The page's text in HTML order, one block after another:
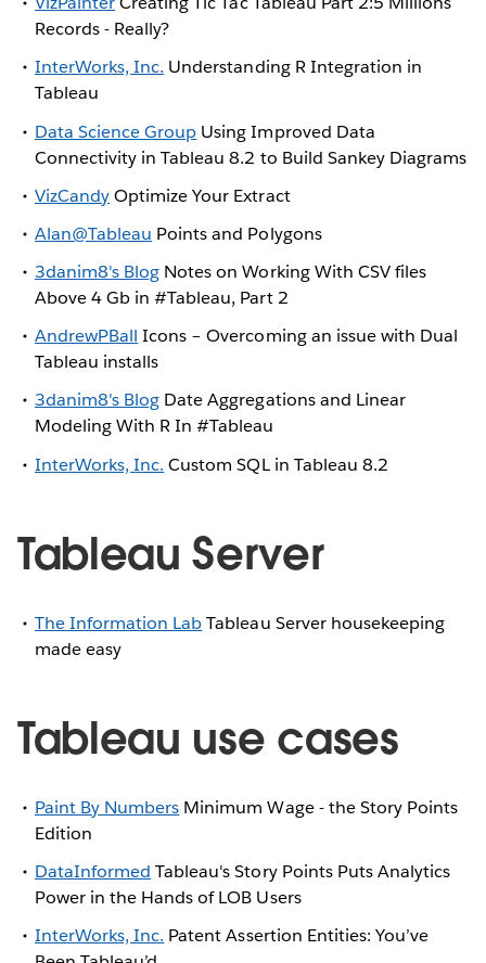
Records - Really?
InterWorks, Inc. Understanding R Integration in
Tableau
Data Science Group Using Improved Data
Connectivity in Tableau 8.2 to Build Sankey Diagrams
VizCandyOptimize Your Extract
Alan@Tableau Points and Polygons
3danim8's Blog Notes on Working With CSV files
Above 4 Gb in #Tableau, Part 2
AndrewPBall Icons – Overcoming an issue with Dual
Tableau installs
3danim8's Blog Date Aggregations and Linear
Modeling With R In #Tableau
InterWorks, Inc. Custom SQL in Tableau 8.2
Tableau Server
The Information LabTableau Server housekeeping
made easy
Tableau use cases
Paint By Numbers Minimum Wage - the Story Points
Edition
DataInformed Tableau's Story Points Puts Analytics
Power in the Hands of LOB Users
InterWorks, Inc. Patent Assertion Entities: You’ve